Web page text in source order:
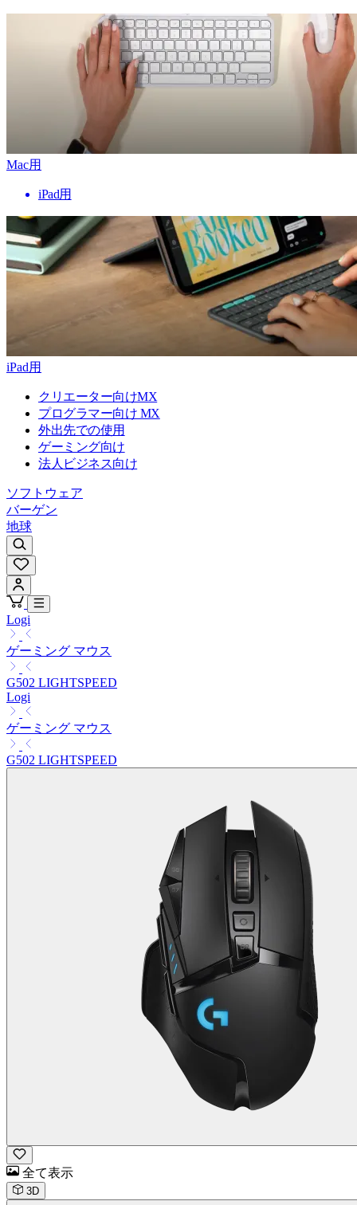
Mac用
iPad用
iPad用
クリエーター向けMX
プログラマー向け MX
外出先での使用
ゲーミング向け
法人ビジネス向け
ソフトウェア
バーゲン
地球
Logi
ゲーミング マウス
G502 LIGHTSPEED
Logi
ゲーミング マウス
G502 LIGHTSPEED
全て表示
3D